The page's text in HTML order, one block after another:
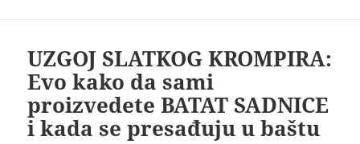
UZGOJ SLATKOG KROMPIRA:
Evo kako da sami
proizvedete BATAT SADNICE
i kada se presađuju u baštu